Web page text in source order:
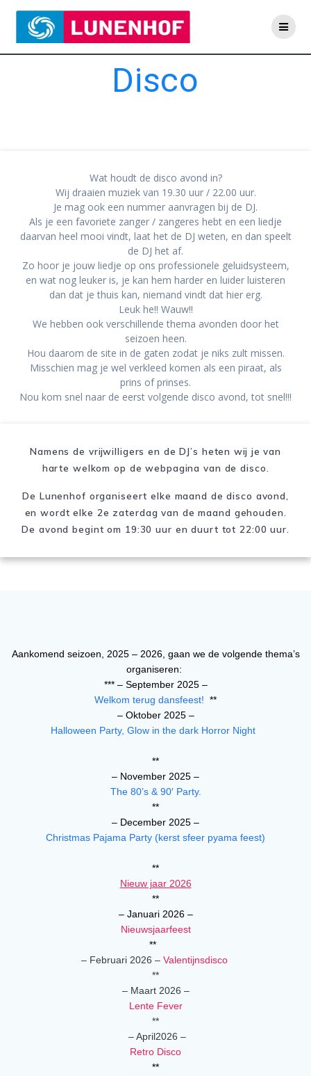
to
content
Disco
Wat houdt de disco avond in?
Wij draaien muziek van 19.30 uur / 22.00 uur.
Je mag ook een nummer aanvragen bij de DJ.
Als je een favoriete zanger / zangeres hebt en een liedje
daarvan heel mooi vindt, laat het de DJ weten, en dan speelt
de DJ het af.
Zo hoor je jouw liedje op ons professionele geluidsysteem,
en wat nog leuker is, je kan hem harder en luider luisteren
dan dat je thuis kan, niemand vindt dat hier erg.
Leuk he!! Wauw!!
We hebben ook verschillende thema avonden door het
seizoen heen.
Hou daarom de site in de gaten zodat je niks zult missen.
Misschien mag je wel verkleed komen als een piraat, als
prins of prinses.
Nou kom snel naar de eerst volgende disco avond, tot snel!!!
Namens de vrijwilligers en de DJ’s heten wij je van
harte welkom op de webpagina van de disco.
De Lunenhof organiseert elke maand de disco avond,
en wordt elke 2e zaterdag van de maand gehouden.
De avond begint om 19:30 uur en duurt tot 22:00 uur.
Aankomend seizoen, 2025 – 2026, gaan we de volgende thema’s
organiseren:
*** – September 2025 –
Welkom terug dansfeest! **
– Oktober 2025 –
Halloween Party, Glow in the dark Horror Night
**
– November 2025 –
The 80’s & 90′ Party.
**
– December 2025 –
Christmas Pajama Party (kerst sfeer pyama feest)
**
Nieuw jaar 2026
**
– Januari 2026 –
Nieuwsjaarfeest
**
– Februari 2026 – Valentijnsdisco
**
– Maart 2026 –
Lente Fever
**
– April2026 –
Retro Disco
**